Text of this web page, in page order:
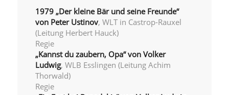
1979 „Der kleine Bär und seine Freunde“
von Peter Ustinov, WLT in Castrop-Rauxel
(Leitung Herbert Hauck)
Regie
„Kannst du zaubern, Opa“ von Volker
Ludwig, WLB Esslingen (Leitung Achim
Thorwald)
Regie